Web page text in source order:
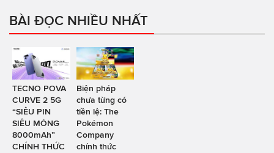
BÀI ĐỌC NHIỀU NHẤT
TECNO POVA
CURVE 2 5G
“SIÊU PIN
SIÊU MỎNG
8000mAh”
CHÍNH THỨC
Biện pháp
chưa từng có
tiền lệ: The
Pokémon
Company
chính thức